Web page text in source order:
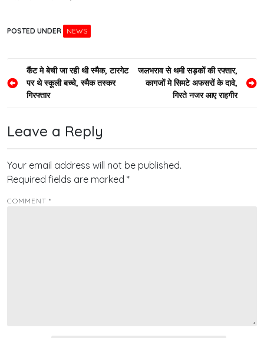
POSTED UNDER NEWS
Post
navigation
कैंट मे बेची जा रही थी स्मैक, टारगेट
पर थे स्कूली बच्चे, स्मैक तस्कर
गिरफ्तार
जलभराव से थमी सड़कों की रफ्तार,
कागजों मे सिमटे अफसरों के दावे,
गिरते नजर आए राहगीर
Leave a Reply
Your email address will not be published.
Required fields are marked *
COMMENT *